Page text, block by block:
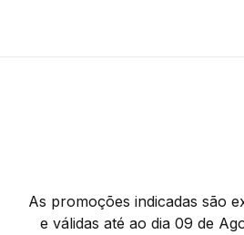
As promoções indicadas são
e válidas até ao dia 09 de